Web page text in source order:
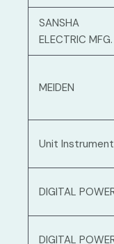
SANSHA
ELECTRIC MFG.
MEIDEN
Unit
DIGITAL
DIGITAL